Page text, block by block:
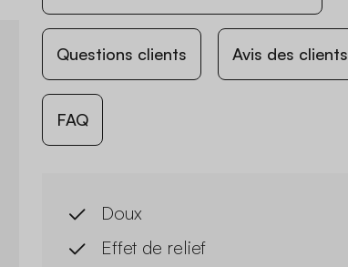
Questions clients Avis des clients
FAQ
Doux
Effet de relief